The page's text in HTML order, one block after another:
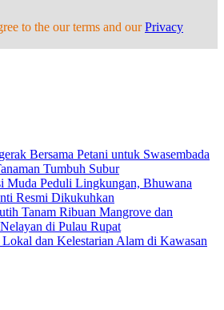
to the our terms and ourPrivacy
Bersama Petani untuk Swasembada
Tumbuh Subur
Muda Peduli Lingkungan, Bhuwana
Resmi Dikukuhkan
Tanam Ribuan Mangrove dan
di Pulau Rupat
dan Kelestarian Alam di Kawasan